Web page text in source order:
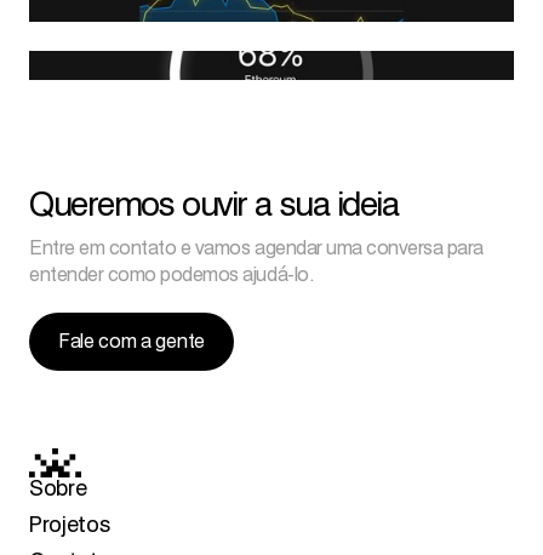
Queremos ouvir a sua ideia
Entre em contato e vamos agendar uma conversa para
entender como podemos ajudá-lo.
Fale com a gente
Sobre
Projetos